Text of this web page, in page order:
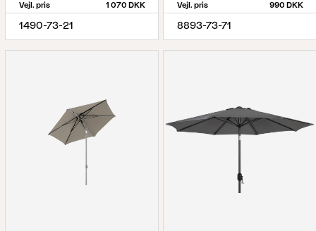
Vejl. pris 1 070 DKK
1490-73-21
Vejl. pris 990 DKK
8893-73-71